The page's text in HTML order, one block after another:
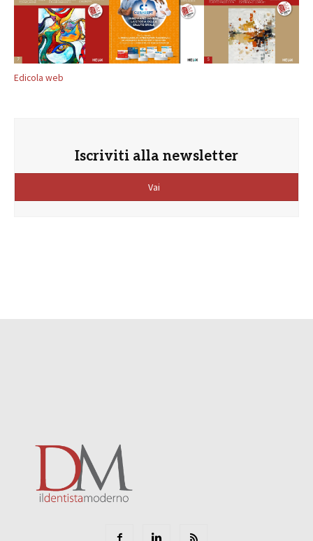
Edicola web
Iscriviti alla newsletter
Vai